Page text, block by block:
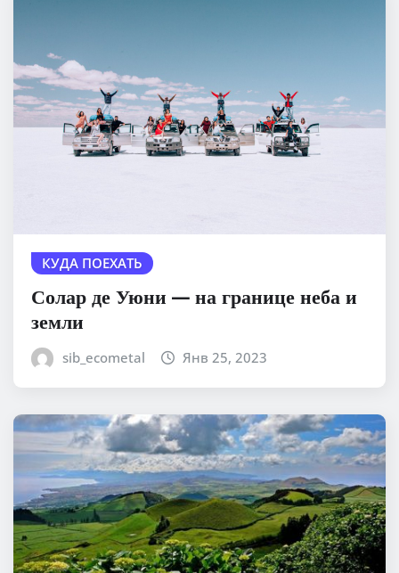
КУДА ПОЕХАТЬ
Солар де Уюни — на границе неба и
земли
sib_ecometal Янв 25, 2023